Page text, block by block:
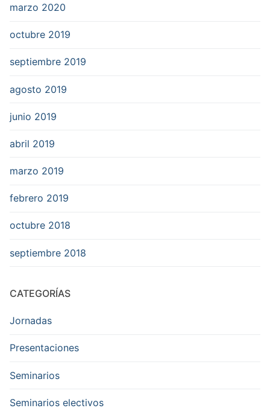
marzo 2020
octubre 2019
septiembre 2019
agosto 2019
junio 2019
abril 2019
marzo 2019
febrero 2019
octubre 2018
septiembre 2018
CATEGORÍAS
Jornadas
Presentaciones
Seminarios
Seminarios electivos